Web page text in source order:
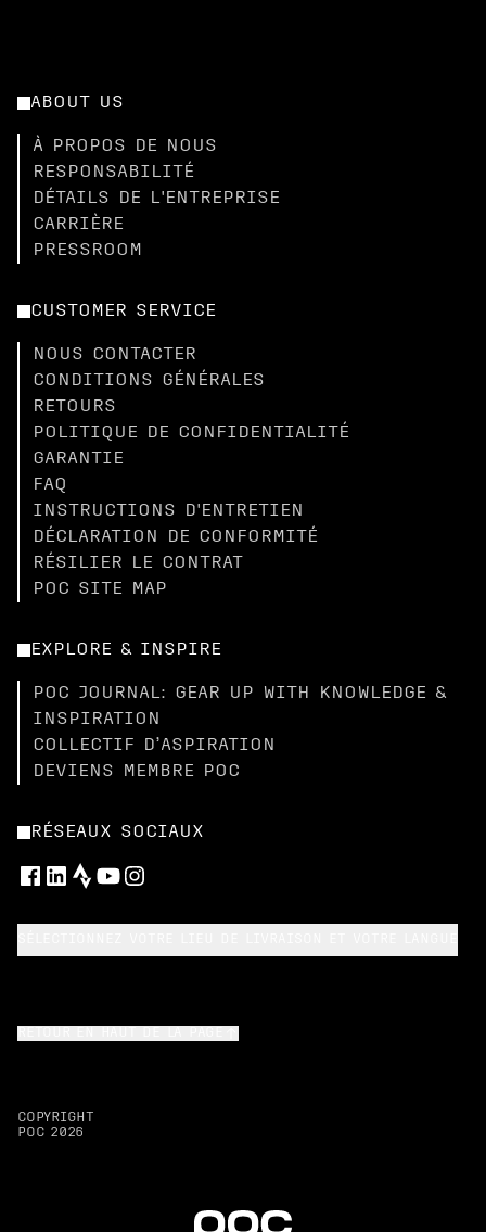
ABOUT US
À PROPOS DE NOUS
RESPONSABILITÉ
DÉTAILS DE L'ENTREPRISE
CARRIÈRE
PRESSROOM
CUSTOMER SERVICE
NOUS CONTACTER
CONDITIONS GÉNÉRALES
RETOURS
POLITIQUE DE CONFIDENTIALITÉ
GARANTIE
FAQ
INSTRUCTIONS D'ENTRETIEN
DÉCLARATION DE CONFORMITÉ
RÉSILIER LE CONTRAT
POC SITE MAP
EXPLORE & INSPIRE
POC JOURNAL: GEAR UP WITH KNOWLEDGE &
INSPIRATION
COLLECTIF D’ASPIRATION
DEVIENS MEMBRE POC
RÉSEAUX SOCIAUX
COPYRIGHT
POC 2026